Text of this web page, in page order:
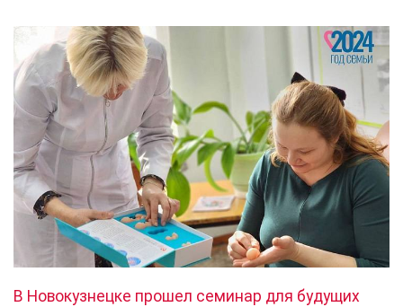
В Новокузнецке прошел семинар для будущих